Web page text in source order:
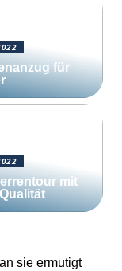
für
mit
sie ermutigt